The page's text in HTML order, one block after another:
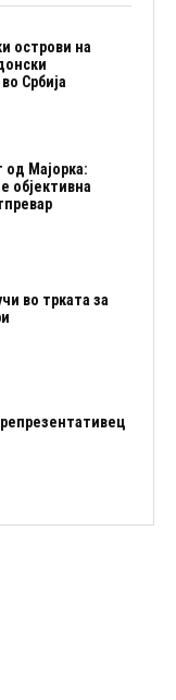
острови на
Србија
од Мајорка:
објективна
во трката за